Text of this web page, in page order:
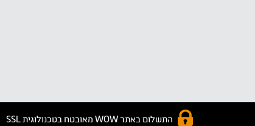
התשלום באתר WOW מאובטח בטכנולוגית SSL